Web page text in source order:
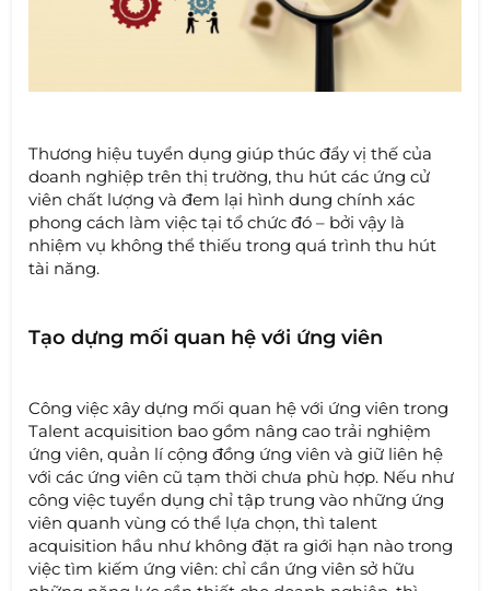
Thương hiệu tuyển dụng giúp thúc đẩy vị thế của
doanh nghiệp trên thị trường, thu hút các ứng cử
viên chất lượng và đem lại hình dung chính xác
phong cách làm việc tại tổ chức đó – bởi vậy là
nhiệm vụ không thể thiếu trong quá trình thu hút
tài năng.
Tạo dựng mối quan hệ với ứng viên
Công việc xây dựng mối quan hệ với ứng viên trong
Talent acquisition bao gồm nâng cao trải nghiệm
ứng viên, quản lí cộng đồng ứng viên và giữ liên hệ
với các ứng viên cũ tạm thời chưa phù hợp. Nếu như
công việc tuyển dụng chỉ tập trung vào những ứng
viên quanh vùng có thể lựa chọn, thì talent
acquisition hầu như không đặt ra giới hạn nào trong
việc tìm kiếm ứng viên: chỉ cần ứng viên sở hữu